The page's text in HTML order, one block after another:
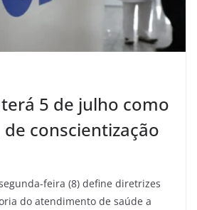
5 de julho como
conscientização
feira (8) define diretrizes
do atendimento de saúde a